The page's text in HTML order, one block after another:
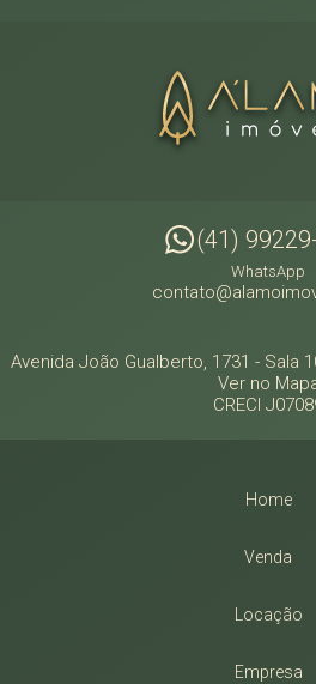
(41)
WhatsApp
Avenida João Gualberto, 1731 - Sala
Ver no
CRECI
Home
Venda
Locação
Empresa